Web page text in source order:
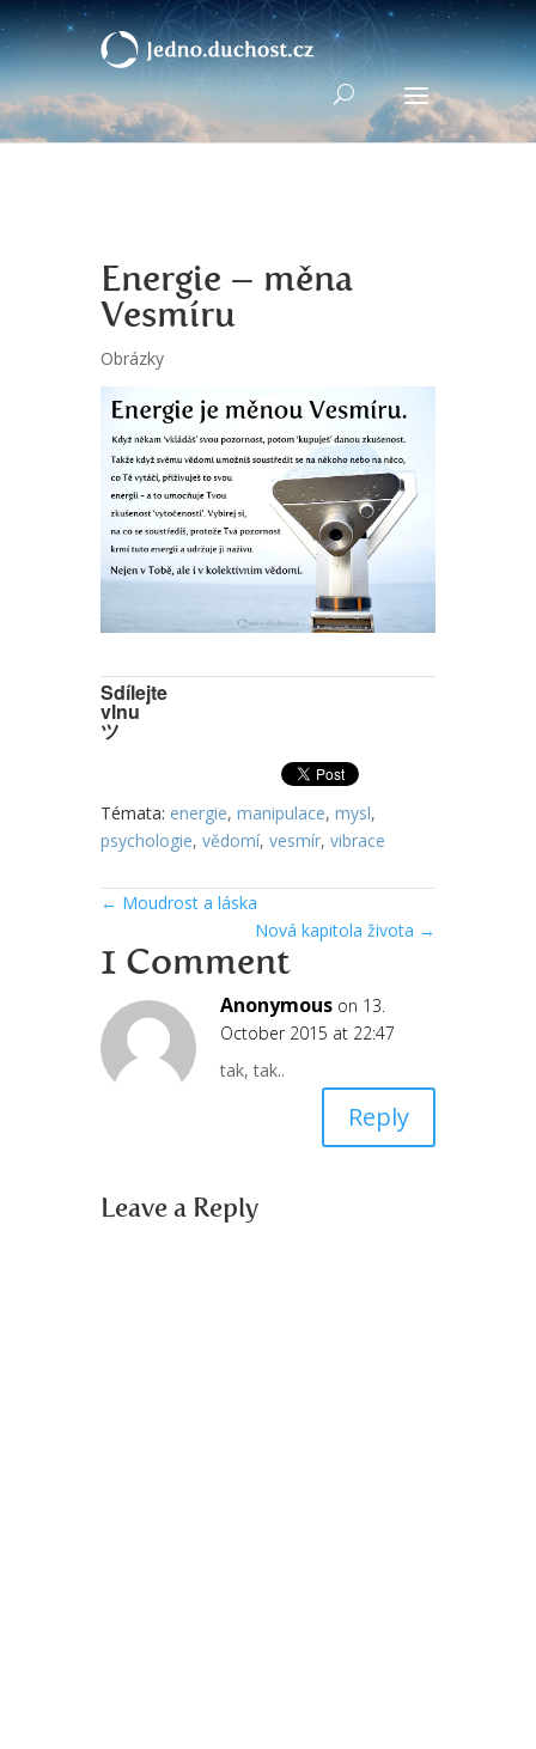
Energie – měna
Vesmíru
Obrázky
Sdílejte
vlnu
ツ
Témata: energie, manipulace, mysl,
psychologie, vědomí, vesmír, vibrace
← Moudrost a láska
Nová kapitola života →
1 Comment
Anonymous on 13.
October 2015 at 22:47
tak, tak..
Reply
Leave a Reply